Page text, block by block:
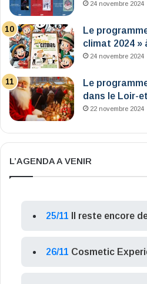
24 novembre 2024
Le
climat 2024 »
24 novembre 2024
Le
dans le Loir-
22 novembre 2024
L’AGENDA A VENIR
25/11 Il reste encore
26/11 Cosmetic